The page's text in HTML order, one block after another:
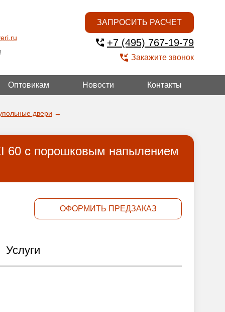
ЗАПРОСИТЬ РАСЧЕТ
+7 (495) 767-19-79
Закажите звонок
Оптовикам Новости Контакты
двери →
60 с порошковым напылением
ОФОРМИТЬ ПРЕДЗАКАЗ
Услуги